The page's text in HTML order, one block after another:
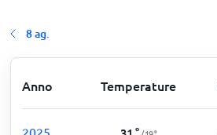
8 ag.
Anno Temperature
2025